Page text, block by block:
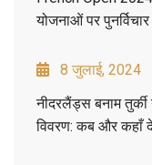
योजनाओं पर पुनर्विचार
8 जुलाई, 2024
नीदरलैंड्स बनाम तुर्की
विवरण: कब और कहाँ